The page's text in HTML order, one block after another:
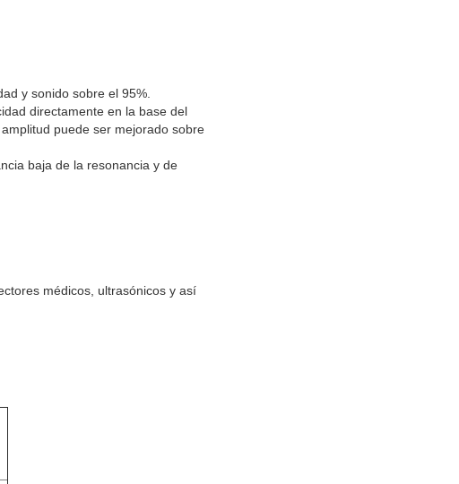
y sonido sobre el 95%.
directamente en la base del
puede ser mejorado sobre
baja de la resonancia y de
médicos, ultrasónicos y así